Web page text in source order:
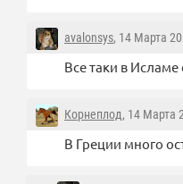
avalonsys, 14 Марта
Все таки в
Корнеплод, 14 Марта
В Греции много